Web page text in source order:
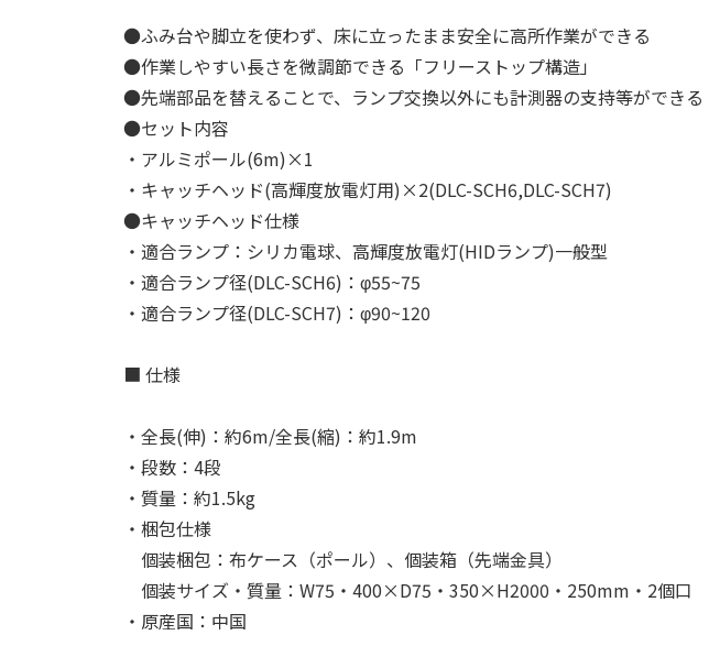
●ふみ台や脚立を使わず、床に立ったまま安全に高所作業ができる
●作業しやすい長さを微調節できる「フリーストップ構造」
●先端部品を替えることで、ランプ交換以外にも計測器の支持等ができる
●セット内容
・アルミポール(6m)×1
・キャッチヘッド(高輝度放電灯用)×2(DLC-SCH6,DLC-SCH7)
●キャッチヘッド仕様
・適合ランプ：シリカ電球、高輝度放電灯(HIDランプ)一般型
・適合ランプ径(DLC-SCH6)：φ55~75
・適合ランプ径(DLC-SCH7)：φ90~120
■ 仕様
・全長(伸)：約6m/全長(縮)：約1.9m
・段数：4段
・質量：約1.5kg
・梱包仕様
個装梱包：布ケース（ポール）、個装箱（先端金具）
個装サイズ・質量：W75・400×D75・350×H2000・250mm・2個口
・原産国：中国